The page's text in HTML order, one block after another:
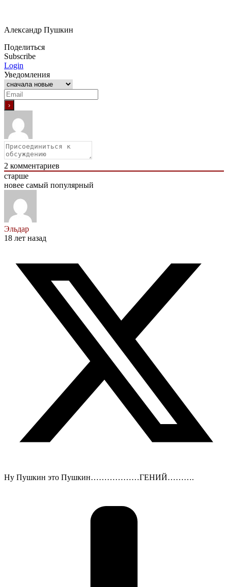
Александр Пушкин
Поделиться
Subscribe
Login
Уведомления
2 комментариев
старше
новее самый популярный
Эльдар
18 лет назад
Ну Пушкин это Пушкин………………ГЕНИЙ……….